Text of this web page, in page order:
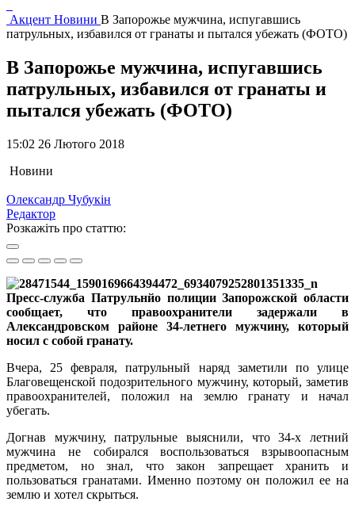
Акцент Новини В Запорожье мужчина, испугавшись
патрульных, избавился от гранаты и пытался убежать (ФОТО)
В Запорожье мужчина, испугавшись
патрульных, избавился от гранаты и
пытался убежать (ФОТО)
15:02 26 Лютого 2018
Новини
Олександр Чубукін
Редактор
Розкажіть про статтю:
Пресс-служба Патрульнйо полиции Запорожской области
сообщает, что правоохранители задержали в
Александровском районе 34-летнего мужчину, который
носил с собой гранату.
Вчера, 25 февраля, патрульный наряд заметили по улице
Благовещенской подозрительного мужчину, который, заметив
правоохранителей, положил на землю гранату и начал
убегать.
Догнав мужчину, патрульные выяснили, что 34-х летний
мужчина не собирался воспользоваться взрывоопасным
предметом, но знал, что закон запрещает хранить и
пользоваться гранатами. Именно поэтому он положил ее на
землю и хотел скрыться.